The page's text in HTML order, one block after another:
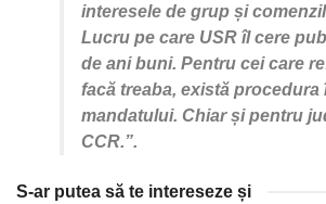
interesele de grup și
Lucru pe care USR îl cere
de ani buni. Pentru cei care
facă treaba, există procedura
mandatului. Chiar și pentru
CCR.”.
S-ar putea să te intereseze și